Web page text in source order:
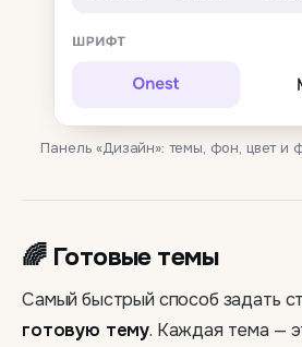
Панель «Дизайн»: темы, фон, цвет и
🌈 Готовые темы
Самый быстрый способ задать
готовую тему. Каждая тема —